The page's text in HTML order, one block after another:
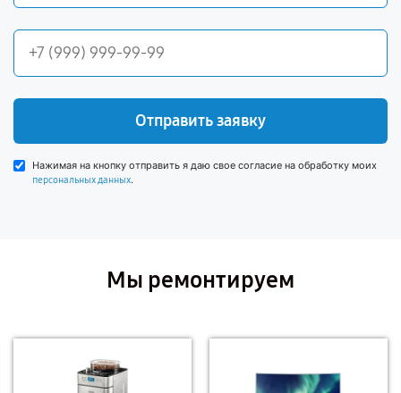
Отправить заявку
Нажимая на кнопку отправить я даю свое согласие на обработку моих
персональных данных.
Мы ремонтируем